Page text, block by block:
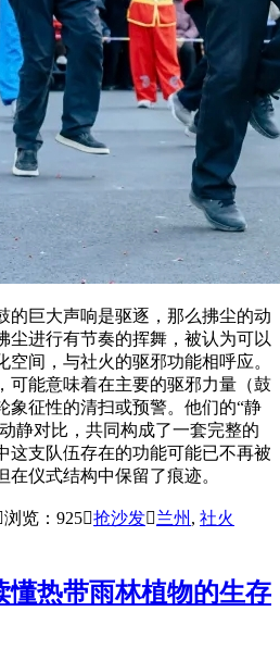
的巨大声响是驱逐，那么拂尘的动
尘进行有节奏的挥舞，被认为可以
间，与社火的驱邪功能相呼应。
可能意味着在主要的驱邪力量（鼓
象征性的清扫或预警。他们的“静
静对比，共同构成了一套完整的
这支队伍存在的功能可能已不再被
仪式结构中保留了痕迹。
浏览：925抢沙发兰州 , 社火
懂热带雨林植物的生存